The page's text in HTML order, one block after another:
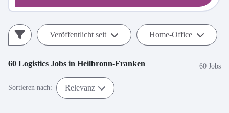
Veröffentlicht seit Home-Office
60 Logistics Jobs in Heilbronn-Franken 60 Jobs
Sortieren nach: Relevanz